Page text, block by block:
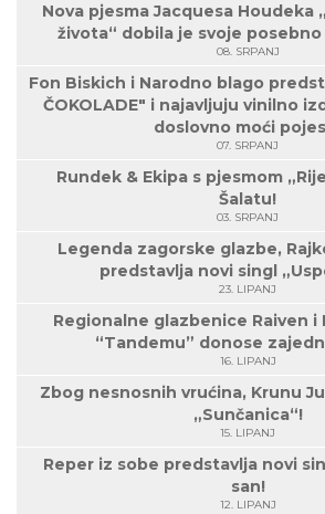
Nova pjesma Jacquesa Houdeka
života“ dobila je svoje
08. SRPANJ
Fon Biskich i Narodno blago
ČOKOLADE" i najavljuju vinilno
doslovno moći
07. SRPANJ
Rundek & Ekipa s pjesmom
Šalatu!
03. SRPANJ
Legenda zagorske glazbe,
predstavlja novi singl
23. LIPANJ
Regionalne glazbenice Raiven i
“Tandemu” donose
16. LIPANJ
Zbog nesnosnih vrućina, Krunu
„Sunčanica“!
15. LIPANJ
Reper iz sobe predstavlja novi
san!
12. LIPANJ